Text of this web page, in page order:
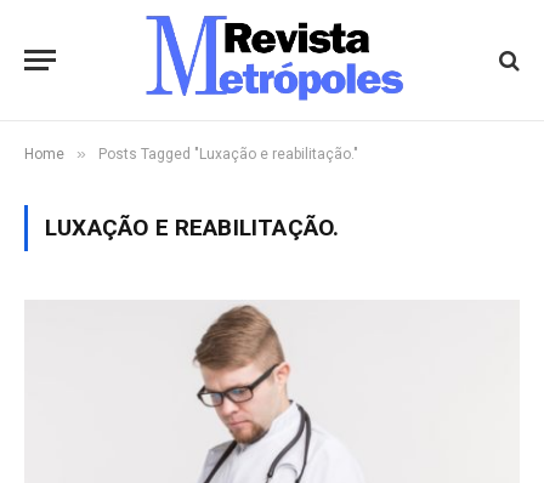
Home » Posts Tagged "Luxação e reabilitação."
LUXAÇÃO E REABILITAÇÃO.